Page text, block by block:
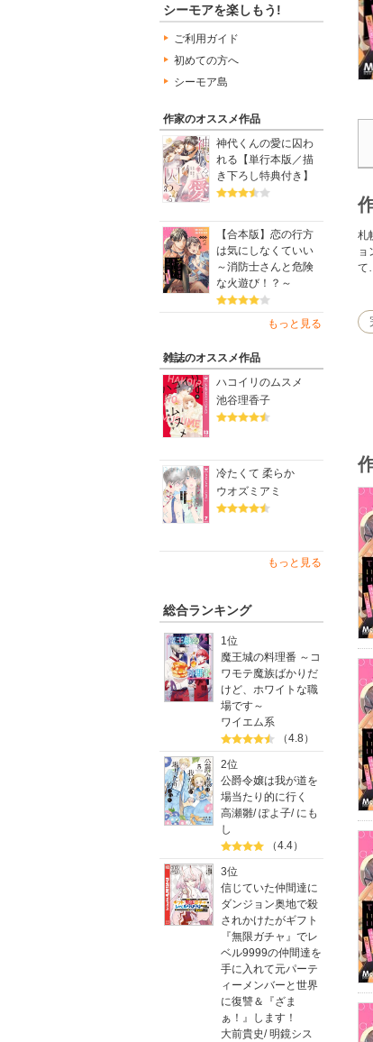
シーモアを楽しもう!
ご利用ガイド
初めての方へ
シーモア島
作家のオススメ作品
神代くんの愛に囚わ
れる【単行本版／描
き下ろし特典付き】
【合本版】恋の行方
は気にしなくていい
～消防士さんと危険
な火遊び！？～
もっと見る
雑誌のオススメ作品
ハコイリのムスメ
池谷理香子
冷たくて 柔らか
ウオズミアミ
もっと見る
総合ランキング
1位
魔王城の料理番 ～コ
ワモテ魔族ばかりだ
けど、ホワイトな職
場です～
ワイエム系
（4.8）
2位
公爵令嬢は我が道を
場当たり的に行く
高瀬雛/ぽよ子/ にも
し
（4.4）
3位
信じていた仲間達に
ダンジョン奥地で殺
されかけたがギフト
『無限ガチャ』でレ
ベル9999の仲間達を
手に入れて元パーテ
ィーメンバーと世界
に復讐＆『ざま
ぁ！』します！
大前貴史/明鏡シス
札
て